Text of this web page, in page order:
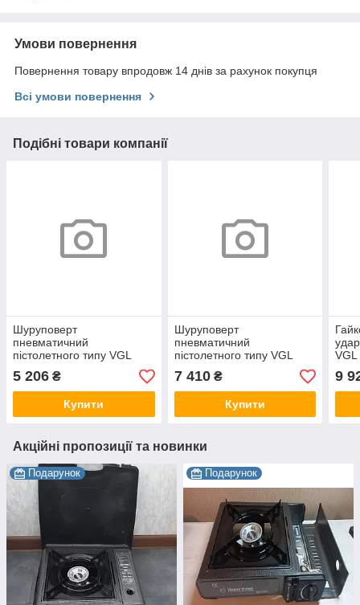
Умови повернення
Повернення товару впродовж 14 днів за рахунок покупця
Всі умови повернення
Подібні товари компанії
Шуруповерт
пневматичний
пістолетного типу VGL
5 206 ₴
Купити
Шуруповерт
пневматичний
пістолетного типу VGL
7 410₴
Купити
VGL
9
Акційні пропозиції та новинки
Подарунок Подарунок